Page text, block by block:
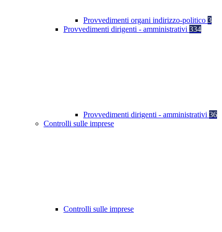
Provvedimenti organi indirizzo-politico 3
Provvedimenti dirigenti - amministrativi 334
Provvedimenti dirigenti - amministrativi 36
Controlli sulle imprese
Controlli sulle imprese